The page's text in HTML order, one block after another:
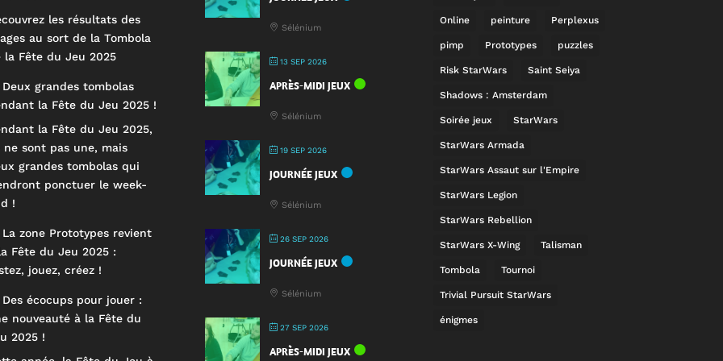
les résultats des
au sort de la Tombola
la Fête du Jeu 2025
Deux grandes tombolas
la Fête du Jeu 2025 !
la Fête du Jeu 2025,
ne sont pas une, mais
grandes tombolas qui
ponctuer le week-
!
La zone Prototypes revient
Fête du Jeu 2025 :
jouez, créez !
Des écocups pour jouer :
nouveauté à la Fête du
2025 !
Sélénium
13 SEP 2026
APRÈS-MIDI JEUX
Sélénium
19 SEP 2026
JOURNÉE JEUX
Sélénium
26 SEP 2026
JOURNÉE JEUX
Sélénium
27 SEP 2026
APRÈS-MIDI JEUX
Online peinture Perplexus
pimp Prototypes puzzles
Risk StarWars Saint Seiya
Shadows : Amsterdam
Soirée jeux StarWars
StarWars Armada
StarWars Assaut sur l'Empire
StarWars Legion
StarWars Rebellion
StarWars X-Wing Talisman
Tombola Tournoi
Trivial Pursuit StarWars
énigmes